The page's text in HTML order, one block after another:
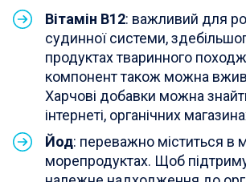
Вітамін В12: важливий для
судинної системи,
продуктах тваринного
компонент також можна
Харчові добавки можна
інтернеті, органічних
Йод: переважно міститься в
морепродуктах. Щоб